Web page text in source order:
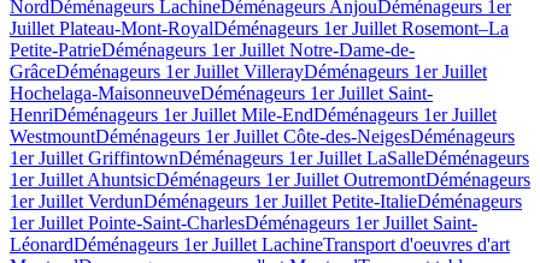
NordDéménageurs LachineDéménageurs AnjouDéménageurs 1er
Juillet Plateau-Mont-RoyalDéménageurs 1er Juillet Rosemont–La
Petite-PatrieDéménageurs 1er Juillet Notre-Dame-de-
GrâceDéménageurs 1er Juillet VillerayDéménageurs 1er Juillet
Hochelaga-MaisonneuveDéménageurs 1er Juillet Saint-
HenriDéménageurs 1er Juillet Mile-EndDéménageurs 1er Juillet
WestmountDéménageurs 1er Juillet Côte-des-NeigesDéménageurs
1er Juillet GriffintownDéménageurs 1er Juillet LaSalleDéménageurs
1er Juillet AhuntsicDéménageurs 1er Juillet OutremontDéménageurs
1er Juillet VerdunDéménageurs 1er Juillet Petite-ItalieDéménageurs
1er Juillet Pointe-Saint-CharlesDéménageurs 1er Juillet Saint-
LéonardDéménageurs 1er Juillet LachineTransport d'oeuvres d'art